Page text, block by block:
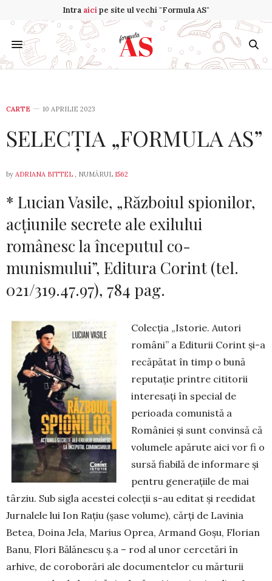
Intra aicipe site ul vechi "Formula AS"
CARTE 10 APRILIE 2023
SELECȚIA „FORMULA AS”
by ADRIANA BITTEL , NUMĂRUL 1562
* Lucian Vasile, „Războiul spionilor,
ac­țiu­nile secrete ale exilului
românesc la începutul co­
munismului”, Editura Corint (tel.
021/319.47.97), 784 pag.
Colecţia „Istorie. Autori
români” a Editurii Corint şi-a
recăpătat în timp o bună
reputaţie prin­tre cititorii
interesaţi în special de
perioada co­munistă a
României şi sunt convinsă că
volumele apărute aici vor fi o
sursă fiabilă de informare şi
pentru generaţiile de mai
târziu. Sub sigla acestei colecţii s-au editat şi reedidat
Jurnalele lui Ion Raţiu (şase volume), cărţi de Lavinia
Betea, Doina Jela, Marius Oprea, Armand Goşu, Florian
Banu, Flori Bălănescu ş.a – rod al unor cercetări în
arhive, de coroborări ale documentelor cu mărturii